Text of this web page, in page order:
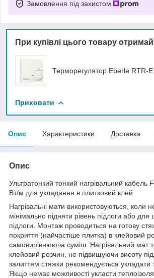
Замовлення під захистом
При купівлі цього товару
Терморегулятор Eberle RTR-E
Приховати
Опис Характеристики Доставка
Опис
Ультратонкий тонкий нагрівальний кабель
Вт/м для укладання в плитковий клей
Нагрівальні мати використовуються, коли
мінімально підняти рівень підлоги або для
підлоги. Монтаж проводиться на готову
покриття (найчастіше плитка) в клейовий
самовирівнююча суміш. Нагрівальний мат
клейовий розчин, не підвищуючи висоту
залиттям стяжки рекомендується укладати
Якщо немає можливості укласти